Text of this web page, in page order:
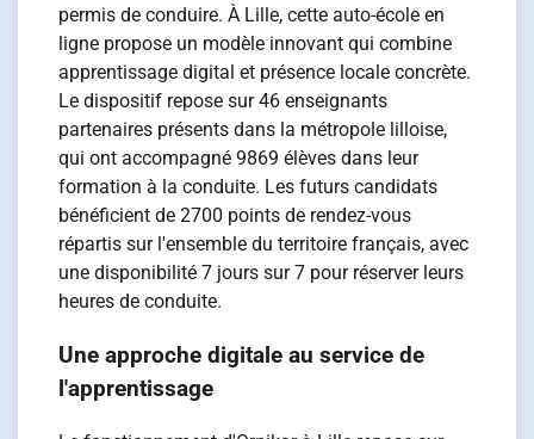
permis de conduire. À Lille, cette auto-école en
ligne propose un modèle innovant qui combine
apprentissage digital et présence locale concrète.
Le dispositif repose sur 46 enseignants
partenaires présents dans la métropole lilloise,
qui ont accompagné 9869 élèves dans leur
formation à la conduite. Les futurs candidats
bénéficient de 2700 points de rendez-vous
répartis sur l'ensemble du territoire français, avec
une disponibilité 7 jours sur 7 pour réserver leurs
heures de conduite.
Une approche digitale au service de
l'apprentissage